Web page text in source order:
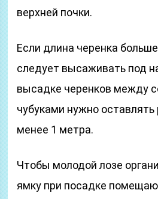
верхней почки.
Если длина черенка
следует высаживать под
высадке черенков между
чубуками нужно оставлять
менее 1 метра.
Чтобы молодой лозе
ямку при посадке